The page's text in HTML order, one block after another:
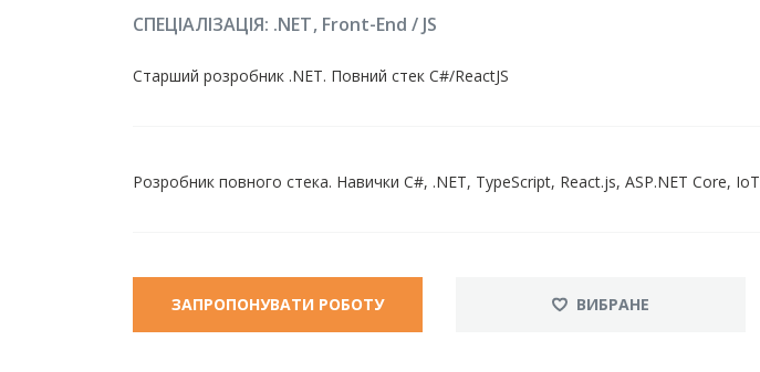
СПЕЦІАЛІЗАЦІЯ: .NETFront-End / JS
Старший розробник .NET. Повний стек C#/ReactJS
Розробник повного стека. Навички C#, .NET, TypeScript, React.js, ASP.NET Core, IoT
ЗАПРОПОНУВАТИ РОБОТУ ВИБРАНЕ